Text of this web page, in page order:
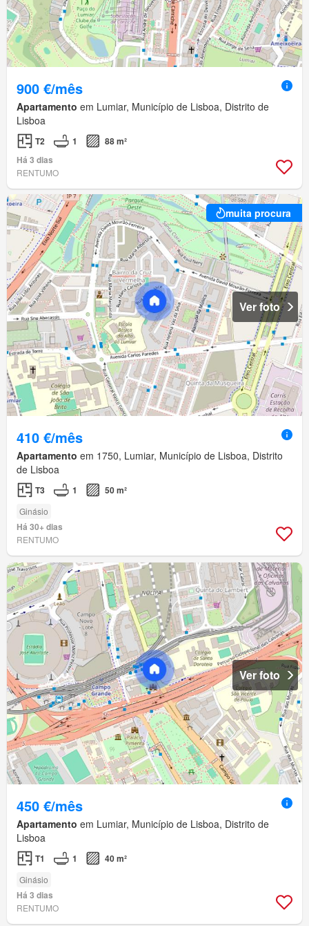
900 €/mês
Apartamento em Lumiar, Município de Lisboa, Distrito de
Lisboa
T2 1
88 m²
Há 3 dias
RENTUMO
muita procura
Ver foto
410 €/mês
Apartamento em 1750, Lumiar, Município de Lisboa, Distrito
de Lisboa
T3 1 50 m²
Ginásio
Há 30+ dias
RENTUMO
Ver foto
450 €/mês
Apartamento em Lumiar, Município de Lisboa, Distrito de
Lisboa
T1 1 40 m²
Ginásio
Há 3 dias
RENTUMO